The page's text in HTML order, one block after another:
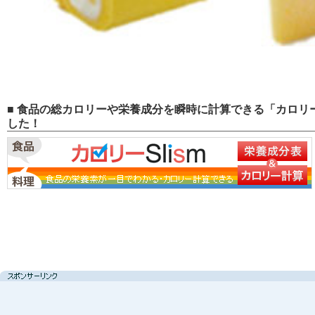
■ 食品の総カロリーや栄養成分を瞬時に計算できる「カロ
した！